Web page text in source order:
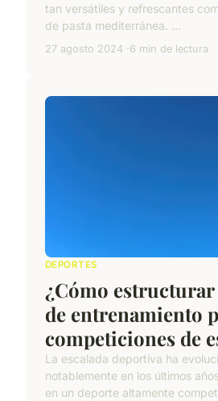
tan versátiles y refrescantes
de pasta mediterránea. ...
27 agosto 2024 6 min de lectura
DEPORTES
¿Cómo
de entrenamiento
competiciones de
La escalada deportiva ha
notablemente en los últimos
en un deporte altamente